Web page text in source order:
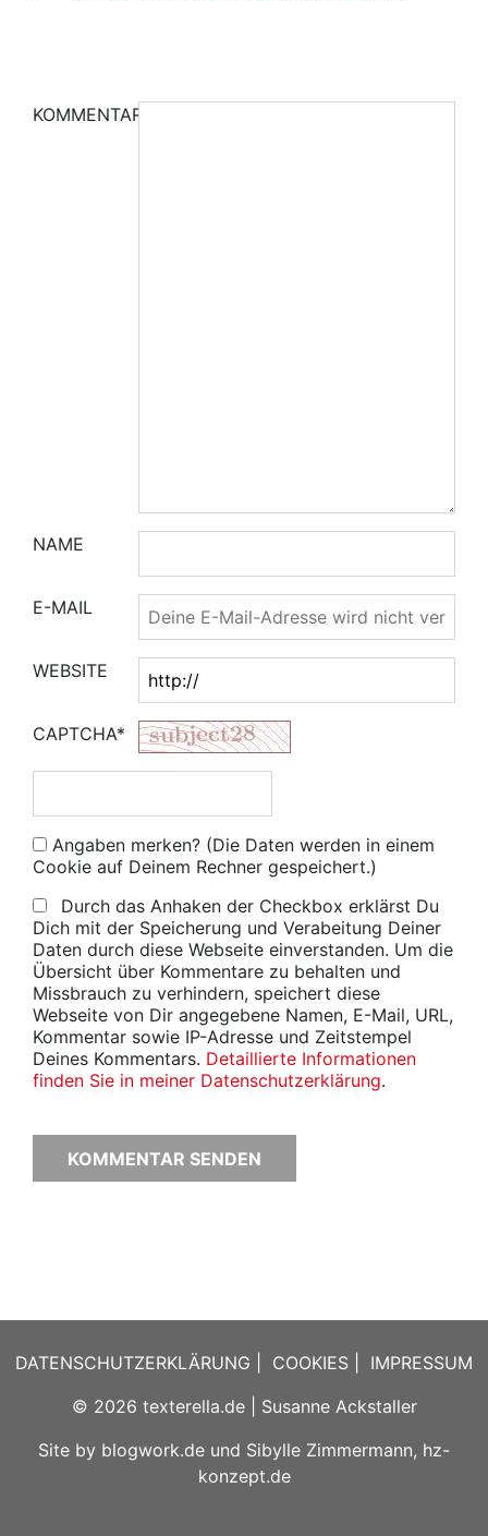
KOMMENTAR
NAME
E-MAIL
WEBSITE
CAPTCHA*
Angaben merken? (Die Daten werden in einem
Cookie auf Deinem Rechner gespeichert.)
Durch das Anhaken der Checkbox erklärst Du
Dich mit der Speicherung und Verabeitung Deiner
Daten durch diese Webseite einverstanden. Um die
Übersicht über Kommentare zu behalten und
Missbrauch zu verhindern, speichert diese
Webseite von Dir angegebene Namen, E-Mail, URL,
Kommentar sowie IP-Adresse und Zeitstempel
Deines Kommentars. Detaillierte Informationen
finden Sie in meiner Datenschutzerklärung.
DATENSCHUTZERKLÄRUNG COOKIES
IMPRESSUM
© 2026 texterella.de| Susanne Ackstaller
Site by blogwork.de und Sibylle Zimmermann, hz-
konzept.de